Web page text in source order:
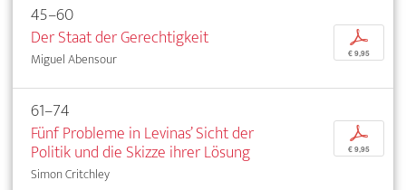
45–60
Der Staat der Gerechtigkeit
Miguel Abensour
p
€ 9,95
61–74
Fünf Probleme in Levinas’ Sicht der
Politik und die Skizze ihrer Lösung
Simon Critchley
p
€ 9,95